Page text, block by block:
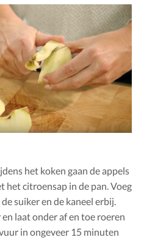
het koken gaan de appels
het citroensap in de pan. Voeg
suiker en de kaneel erbij.
laat onder af en toe roeren
in ongeveer 15 minuten